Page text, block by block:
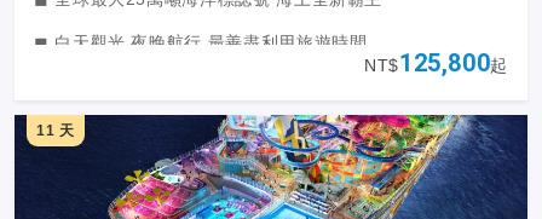
◼ 白天觀光 夜晚航行 最善盡利用旅遊時間
◼ 結合璀璨陽光及加勒比海秘境島國人氣航線
NT$125,800起
11 天